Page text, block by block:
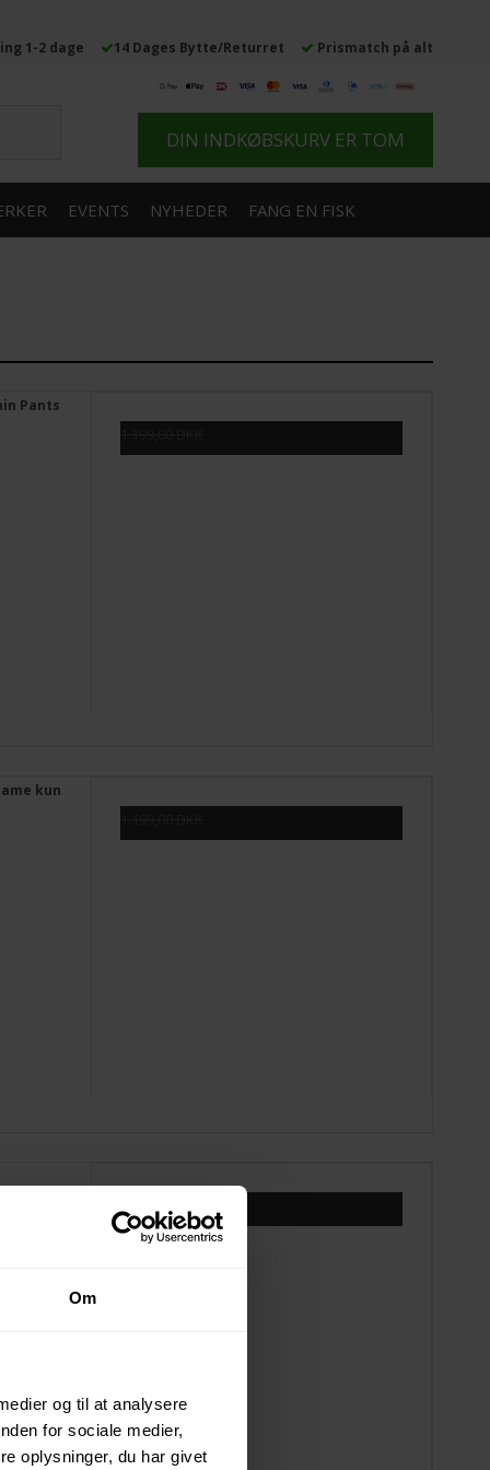
Om
og til at analysere
for sociale medier,
oplysninger, du har givet
1-2 dage 14 Dages Bytte/Returret Prismatch på alt
DIN INDKØBSKURV ER TOM
EVENTS NYHEDER FANG EN FISK
Pants
kun
699,00 DKK